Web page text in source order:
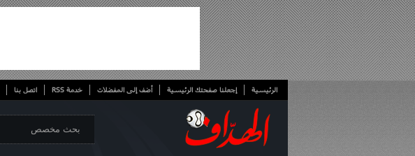
الرئيسية إجعلنا صفحتك الرئيسية أضف إلى المفضلات خدمة RSS اتصل بنا